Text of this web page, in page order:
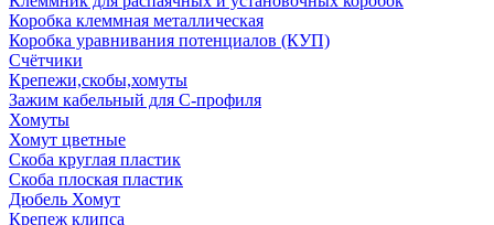
Коробка клеммная металлическая
Коробка уравнивания потенциалов (КУП)
Счётчики
Крепежи,скобы,хомуты
Зажим кабельный для С-профиля
Хомуты
Хомут цветные
Скоба круглая пластик
Скоба плоская пластик
Дюбель Хомут
Крепеж клипса